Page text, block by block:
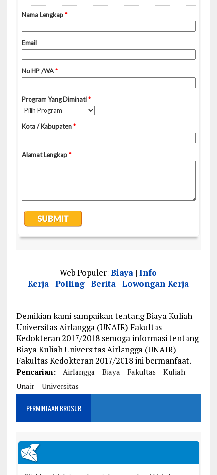
Web Populer:Biaya |Info
Kerja |Polling |Berita |Lowongan Kerja
Demikian kami sampaikan tentang Biaya Kuliah
Universitas Airlangga (UNAIR) Fakultas
Kedokteran 2017/2018 semoga informasi tentang
Biaya Kuliah Universitas Airlangga (UNAIR)
Fakultas Kedokteran 2017/2018 ini bermanfaat.
Pencarian: Airlangga Biaya Fakultas
Kuliah
Unair
Universitas
PERMINTAAN BROSUR